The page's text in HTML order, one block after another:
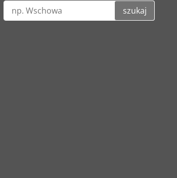
szukaj